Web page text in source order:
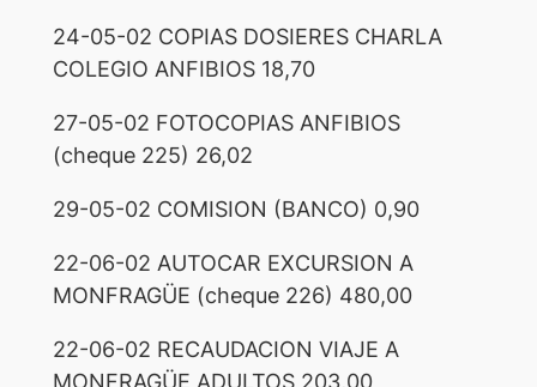
24-05-02 COPIAS DOSIERES CHARLA
COLEGIO ANFIBIOS 18,70
27-05-02 FOTOCOPIAS ANFIBIOS
(cheque 225) 26,02
29-05-02 COMISION (BANCO) 0,90
22-06-02 AUTOCAR EXCURSION A
MONFRAGÜE (cheque 226) 480,00
22-06-02 RECAUDACION VIAJE A
MONFRAGÜE ADULTOS 203,00